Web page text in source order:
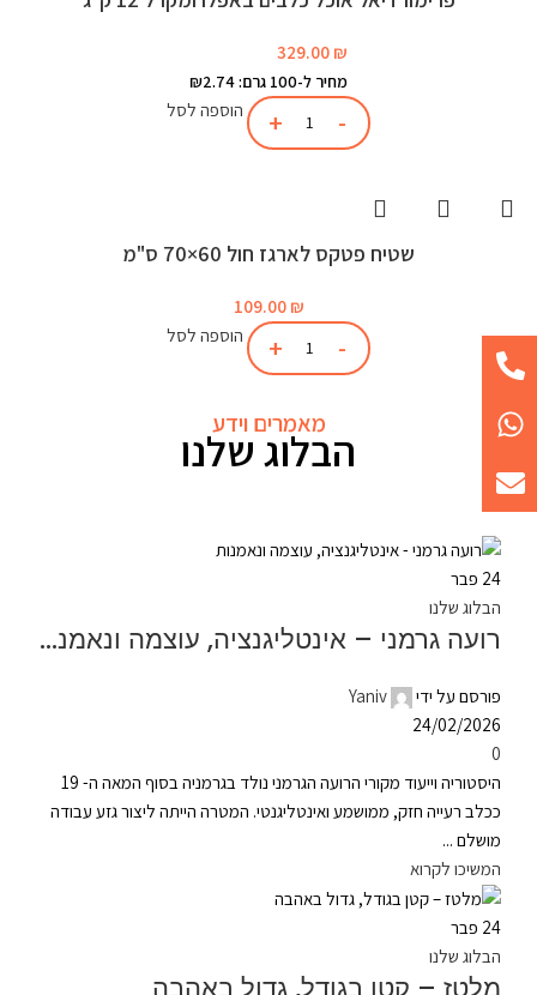
329.00 ₪
מחיר ל-100 גרם: ₪2.74
הוספה לסל
שטיח פטקס לארגז חול 60×70 ס"מ
109.00 ₪
הוספה לסל
מאמרים וידע
הבלוג שלנו
24 פבר
הבלוג שלנו
רועה גרמני – אינטליגנציה, עוצמה ונאמנות
פורסם על ידי
Yaniv
24/02/2026
0
היסטוריה וייעוד מקורי הרועה הגרמני נולד בגרמניה בסוף המאה ה- 19
ככלב רעייה חזק, ממושמע ואינטליגנטי. המטרה הייתה ליצור גזע עבודה
מושלם ...
המשיכו לקרוא
24 פבר
הבלוג שלנו